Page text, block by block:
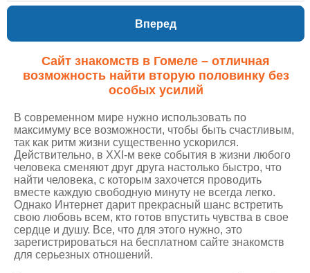
Вперед
Сайт знакомств в Гомеле – отличная
возможность найти вторую половинку без
особых усилий
В современном мире нужно использовать по
максимуму все возможности, чтобы быть счастливым,
так как ритм жизни существенно ускорился.
Действительно, в XXI-м веке события в жизни любого
человека сменяют друг друга настолько быстро, что
найти человека, с которым захочется проводить
вместе каждую свободную минуту не всегда легко.
Однако Интернет дарит прекрасный шанс встретить
свою любовь всем, кто готов впустить чувства в свое
сердце и душу. Все, что для этого нужно, это
зарегистрироваться на бесплатном сайте знакомств
для серьезных отношений.